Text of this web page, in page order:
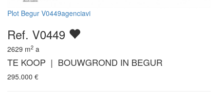
Plot Begur V0449agenciavi
Ref. V0449
2629 m2 a
TE KOOP | BOUWGROND IN BEGUR
295.000 €